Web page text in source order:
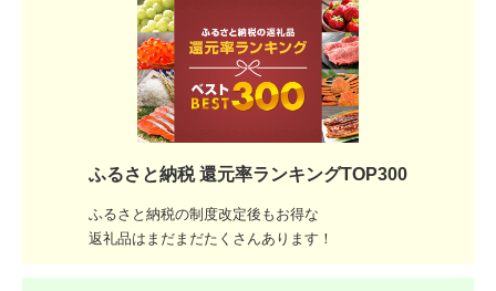
ふるさと納税 還元率ランキングTOP300
ふるさと納税の制度改定後もお得な
返礼品はまだまだたくさんあります！